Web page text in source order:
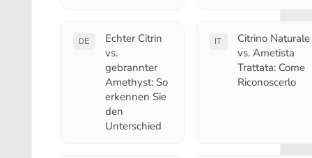
DE
Echter Citrin
vs.
gebrannter
Amethyst: So
erkennen Sie
den
Unterschied
IT
Citrino Naturale
vs. Ametista
Trattata: Come
Riconoscerlo